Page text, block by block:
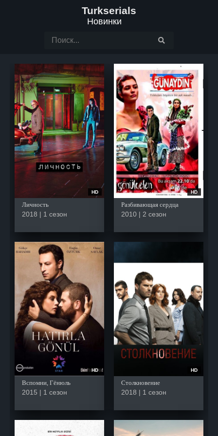
Turkserials
Новинки
HD
Личность
2018 | 1 сезон
HD
Разбивающая сердца
2010 | 2 сезон
HD
Вспомни, Гёнюль
2015 | 1 сезон
HD
Столкновение
2018 | 1 сезон